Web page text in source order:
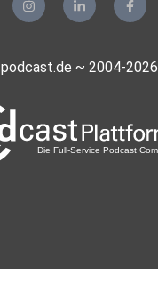
podcast.de ~ 2004-2026